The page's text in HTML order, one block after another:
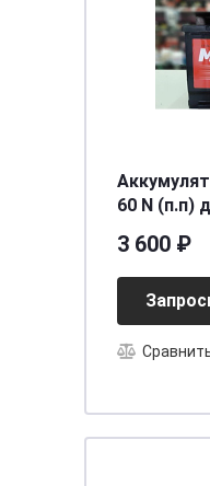
60 N (п.п)
3 600 ₽